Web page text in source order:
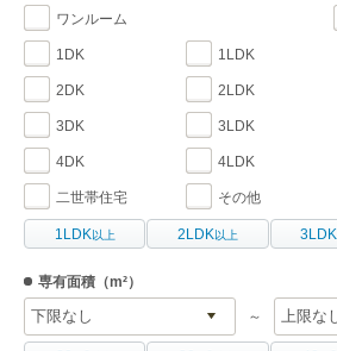
ワンルーム
1DK 1LDK
2DK 2LDK
3DK 3LDK
4DK 4LDK
二世帯住宅 その他
1LDK 以上 2LDK 以上 3LDK
専有面積（m²）
～